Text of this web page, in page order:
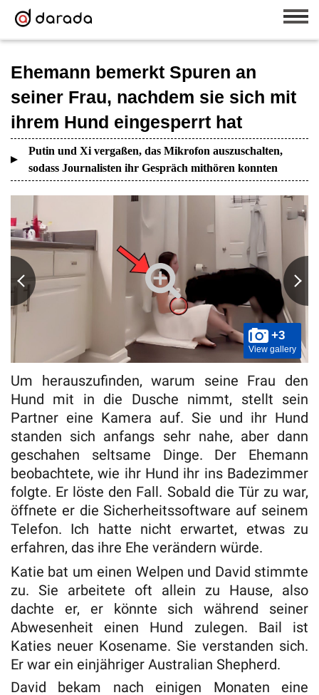
Ehemann bemerkt Spuren an
seiner Frau, nachdem sie sich mit
ihrem Hund eingesperrt hat
Putin und Xi vergaßen, das Mikrofon auszuschalten,
sodass Journalisten ihr Gespräch mithören konnten
+3
View gallery
Um herauszufinden, warum seine Frau den
Hund mit in die Dusche nimmt, stellt sein
Partner eine Kamera auf. Sie und ihr Hund
standen sich anfangs sehr nahe, aber dann
geschahen seltsame Dinge. Der Ehemann
beobachtete, wie ihr Hund ihr ins Badezimmer
folgte. Er löste den Fall. Sobald die Tür zu war,
öffnete er die Sicherheitssoftware auf seinem
Telefon. Ich hatte nicht erwartet, etwas zu
erfahren, das ihre Ehe verändern würde.
Katie bat um einen Welpen und David stimmte
zu. Sie arbeitete oft allein zu Hause, also
dachte er, er könnte sich während seiner
Abwesenheit einen Hund zulegen. Bail ist
Katies neuer Kosename. Sie verstanden sich.
Er war ein einjähriger Australian Shepherd.
David bekam nach einigen Monaten eine